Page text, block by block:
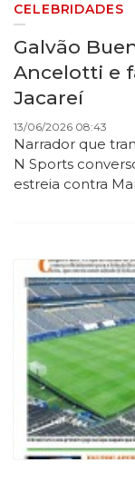
CELEBRIDADES
Galvão
Ancelotti e
Jacareí
13/06/2026 08:43
Narrador que
N Sports
estreia contra